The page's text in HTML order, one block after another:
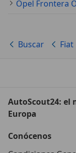
Opel Frontera
Buscar Fiat
AutoScout24: el
Europa
Conócenos